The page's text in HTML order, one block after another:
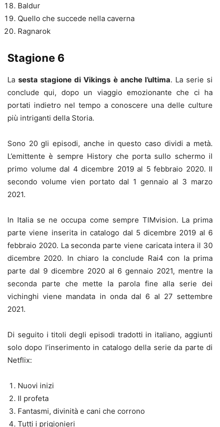
Baldur
Quello che succede nella caverna
Ragnarok
Stagione 6
Lasesta stagione di Vikings è anche l’ultima. La serie si
conclude qui, dopo un viaggio emozionante che ci ha
portati indietro nel tempo a conoscere una delle culture
più intriganti della Storia.
Sono 20 gli episodi, anche in questo caso dividi a metà.
L’emittente è sempre History che porta sullo schermo il
primo volume dal 4 dicembre 2019 al 5 febbraio 2020. Il
secondo volume vien portato dal 1 gennaio al 3 marzo
2021.
In Italia se ne occupa come sempre TIMvision. La prima
parte viene inserita in catalogo dal 5 dicembre 2019 al 6
febbraio 2020. La seconda parte viene caricata intera il 30
dicembre 2020. In chiaro la conclude Rai4 con la prima
parte dal 9 dicembre 2020 al 6 gennaio 2021, mentre la
seconda parte che mette la parola fine alla serie dei
vichinghi viene mandata in onda dal 6 al 27 settembre
2021.
Di seguito i titoli degli episodi tradotti in italiano, aggiunti
solo dopo l’inserimento in catalogo della serie da parte di
Netflix:
Nuovi inizi
Il profeta
Fantasmi, divinità e cani che corrono
Tutti i prigionieri